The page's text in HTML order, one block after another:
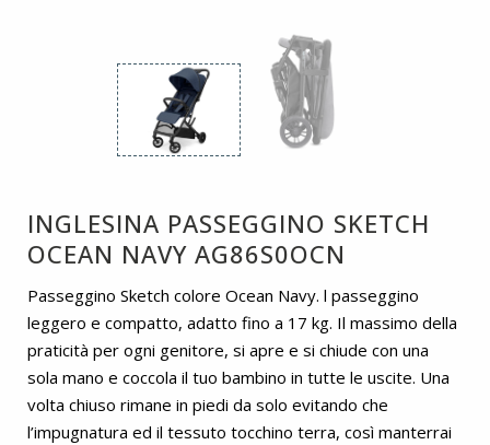
INGLESINA PASSEGGINO SKETCH
OCEAN NAVY AG86S0OCN
Passeggino Sketch colore Ocean Navy. l passeggino
leggero e compatto, adatto fino a 17 kg. Il massimo della
praticità per ogni genitore, si apre e si chiude con una
sola mano e coccola il tuo bambino in tutte le uscite. Una
volta chiuso rimane in piedi da solo evitando che
l’impugnatura ed il tessuto tocchino terra, così manterrai